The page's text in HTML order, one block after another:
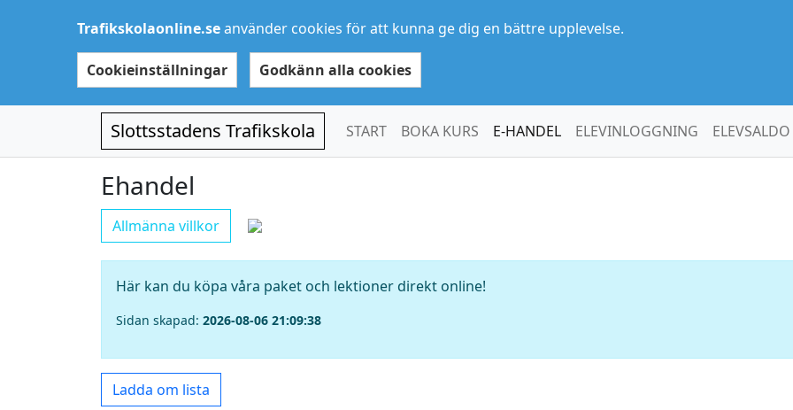
Trafikskolaonline.seanvänder cookies för att kunna ge dig en bättre upplevelse.
Cookieinställningar Godkänn alla cookies
Slottsstadens Trafikskola START BOKA KURS E-HANDEL ELEVINLOGGNING ELEVSALDO
Ehandel
Allmänna villkor
Här kan du köpa våra paket och lektioner direkt online!
Sidan skapad: 2026-08-06 21:09:38
Ladda om lista